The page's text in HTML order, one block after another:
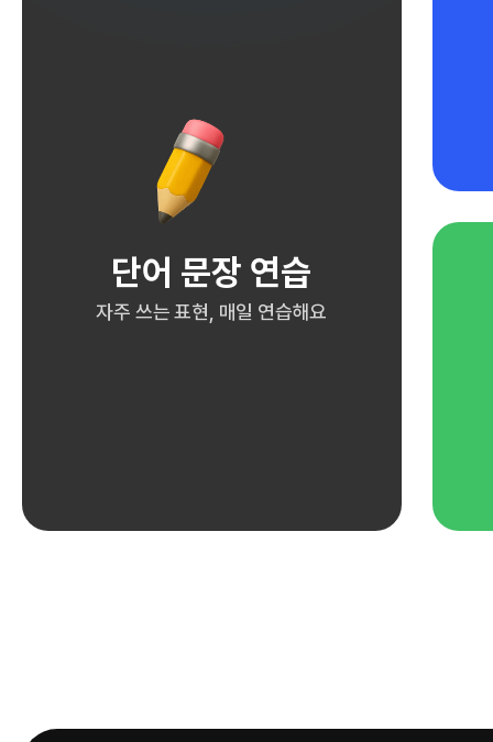
단어 문장 연습
자주 쓰는 표현, 매일 연습해요